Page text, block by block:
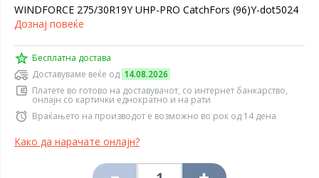
WINDFORCE 275/30R19Y UHP-PRO CatchFors (96)Y-dot5024
Дознај повеќе
Бесплатна достава
Доставуваме веќе од 14.08.2026
Платете во готово на доставувачот, со интернет банкарство,
онлајн со картички еднократно и на рати
Враќањето на производот е возможно во рок од 14 дена
Како да нарачате онлајн?